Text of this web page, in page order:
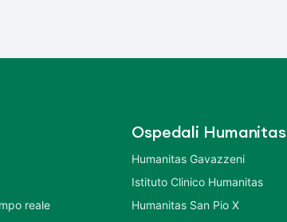
reale
Ospedali Humanitas
Humanitas Gavazzeni
Istituto Clinico Humanitas
Humanitas San Pio X